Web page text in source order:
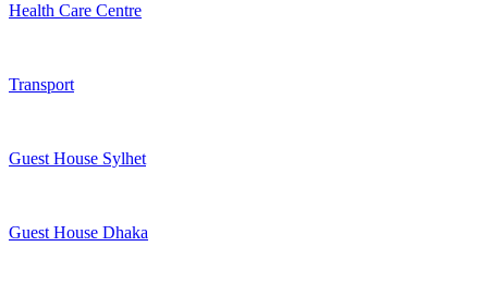
Health Care Centre
Transport
Guest House Sylhet
Guest House Dhaka